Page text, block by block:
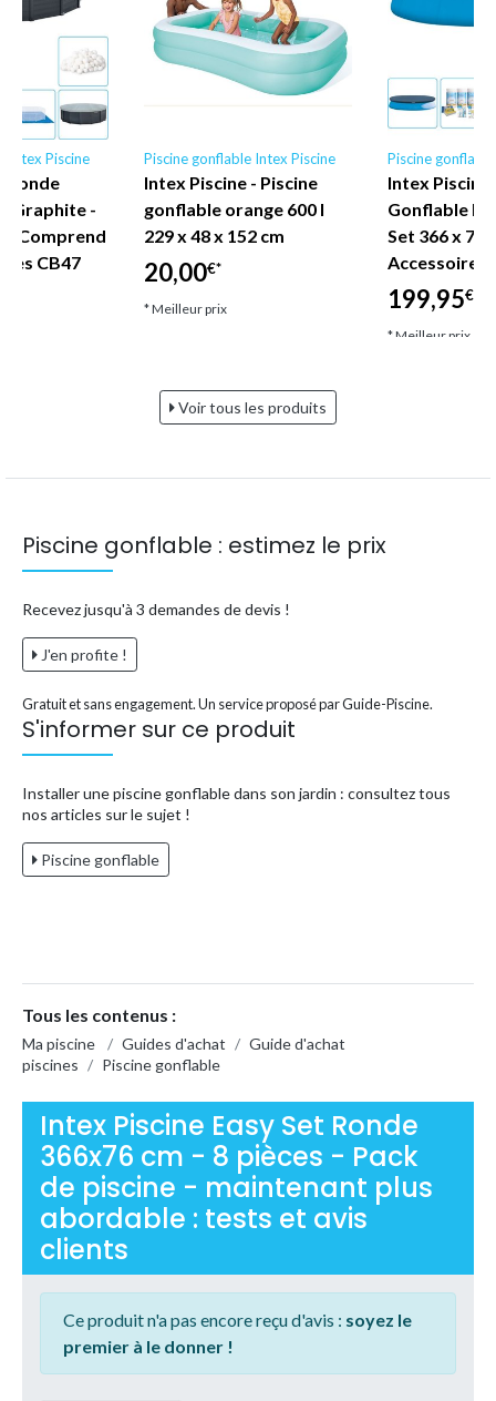
Intex Piscine
Ronde
Graphite -
- Comprend
CB47
Piscine gonflable Intex Piscine
Intex Piscine - Piscine
gonflable orange 600 l
229 x 48 x 152 cm
20,00€*
* Meilleur prix
Piscine
Intex Piscine
Gonflable
Set 366 x 76
Accessoire
199,95€*
* Meilleur prix
Voir tous les produits
Piscine gonflable : estimez le prix
Recevez jusqu'à 3 demandes de devis !
J'en profite !
Gratuit et sans engagement. Un service proposé par Guide-Piscine.
S'informer sur ce produit
Installer une piscine gonflable dans son jardin : consultez tous
nos articles sur le sujet !
Piscine gonflable
Tous les contenus :
Ma piscine / Guides d'achat / Guide d'achat
piscines / Piscine gonflable
Intex Piscine Easy Set Ronde
366x76 cm - 8 pièces - Pack
de piscine - maintenant plus
abordable : tests et avis
clients
Ce produit n'a pas encore reçu d'avis : soyez le
premier à le donner !